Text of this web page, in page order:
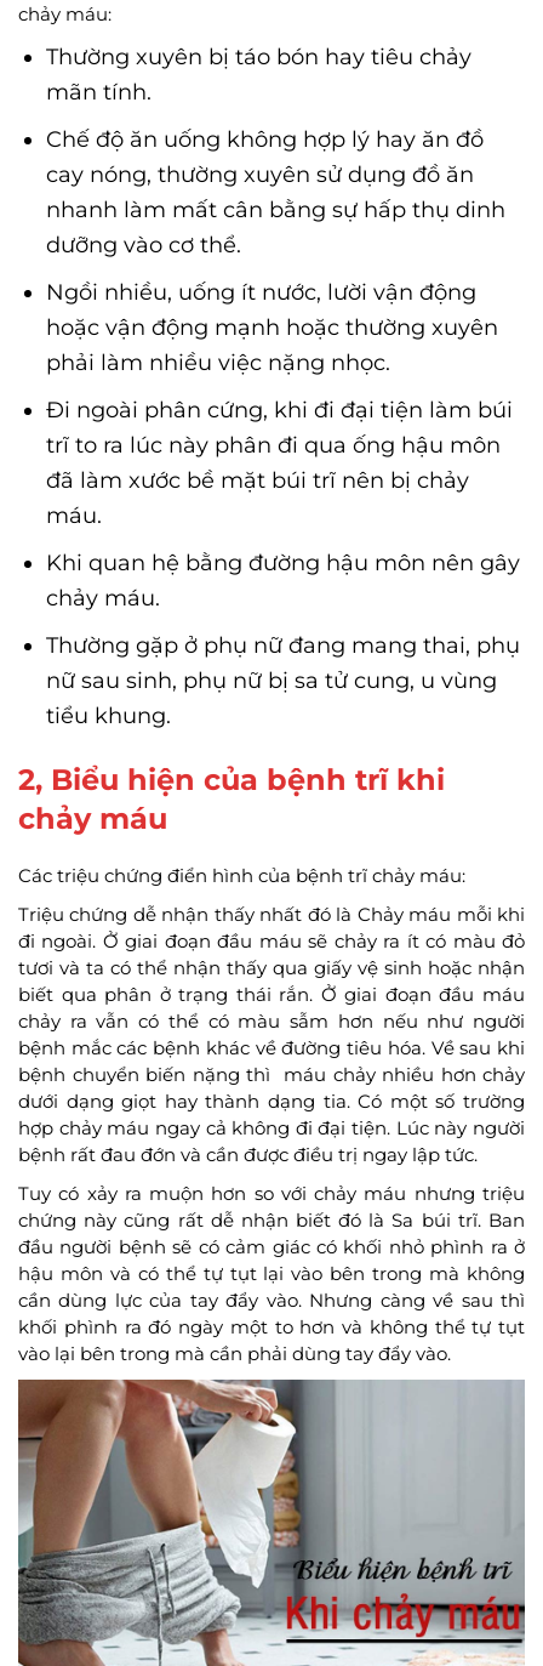
chảy máu:
Thường xuyên bị táo bón hay tiêu chảy
mãn tính.
Chế độ ăn uống không hợp lý hay ăn đồ
cay nóng, thường xuyên sử dụng đồ ăn
nhanh làm mất cân bằng sự hấp thụ dinh
dưỡng vào cơ thể.
Ngồi nhiều, uống ít nước, lười vận động
hoặc vận động mạnh hoặc thường xuyên
phải làm nhiều việc nặng nhọc.
Đi ngoài phân cứng, khi đi đại tiện làm búi
trĩ to ra lúc này phân đi qua ống hậu môn
đã làm xước bề mặt búi trĩ nên bị chảy
máu.
Khi quan hệ bằng đường hậu môn nên gây
chảy máu.
Thường gặp ở phụ nữ đang mang thai, phụ
nữ sau sinh, phụ nữ bị sa tử cung, u vùng
tiểu khung.
2, Biểu hiện của bệnh trĩ khi
chảy máu
Các triệu chứng điển hình của bệnh trĩ chảy máu:
Triệu chứng dễ nhận thấy nhất đó là Chảy máu mỗi khi
đi ngoài. Ở giai đoạn đầu máu sẽ chảy ra ít có màu đỏ
tươi và ta có thể nhận thấy qua giấy vệ sinh hoặc nhận
biết qua phân ở trạng thái rắn. Ở giai đoạn đầu máu
chảy ra vẫn có thể có màu sẫm hơn nếu như người
bệnh mắc các bệnh khác về đường tiêu hóa. Về sau khi
bệnh chuyển biến nặng thì máu chảy nhiều hơn chảy
dưới dạng giọt hay thành dạng tia. Có một số trường
hợp chảy máu ngay cả không đi đại tiện. Lúc này người
bệnh rất đau đớn và cần được điều trị ngay lập tức.
Tuy có xảy ra muộn hơn so với chảy máu nhưng triệu
chứng này cũng rất dễ nhận biết đó là Sa búi trĩ. Ban
đầu người bệnh sẽ có cảm giác có khối nhỏ phình ra ở
hậu môn và có thể tự tụt lại vào bên trong mà không
cần dùng lực của tay đẩy vào. Nhưng càng về sau thì
khối phình ra đó ngày một to hơn và không thể tự tụt
vào lại bên trong mà cần phải dùng tay đẩy vào.